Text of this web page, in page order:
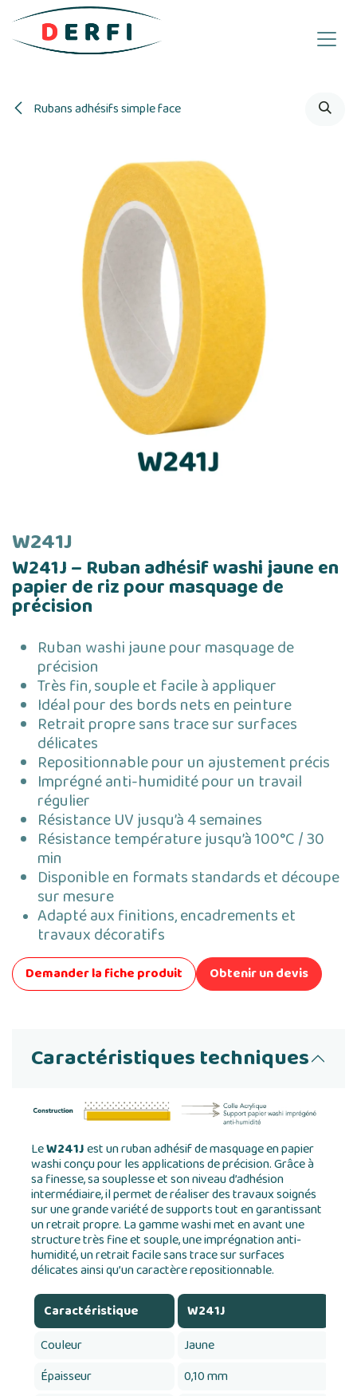
Se rendre au contenu
Rubans adhésifs simple face
W241J
W241J – Ruban adhésif washi jaune en
papier de riz pour masquage de
précision
Ruban washi jaune pour masquage de
précision
Très fin, souple et facile à appliquer
Idéal pour des bords nets en peinture
Retrait propre sans trace sur surfaces
délicates
Repositionnable pour un ajustement précis
Imprégné anti-humidité pour un travail
régulier
Résistance UV jusqu’à 4 semaines
Résistance température jusqu’à 100°C / 30
min
Disponible en formats standards et découpe
sur mesure
Adapté aux finitions, encadrements et
travaux décoratifs
Demander la fiche produit Obtenir un devis
Caractéristiques techniques
LeW241Jest un ruban adhésif de masquage en papier
washi conçu pour les applications de précision. Grâce à
sa finesse, sa souplesse et son niveau d’adhésion
intermédiaire, il permet de réaliser des travaux soignés
sur une grande variété de supports tout en garantissant
un retrait propre. La gamme washi met en avant une
structure très fine et souple, une imprégnation anti-
humidité, un retrait facile sans trace sur surfaces
délicates ainsi qu’un caractère repositionnable.
Caractéristique
W241J
Couleur
Jaune
Épaisseur
0,10 mm